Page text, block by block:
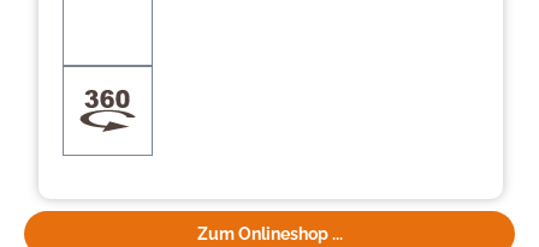
Zum Onlineshop ...